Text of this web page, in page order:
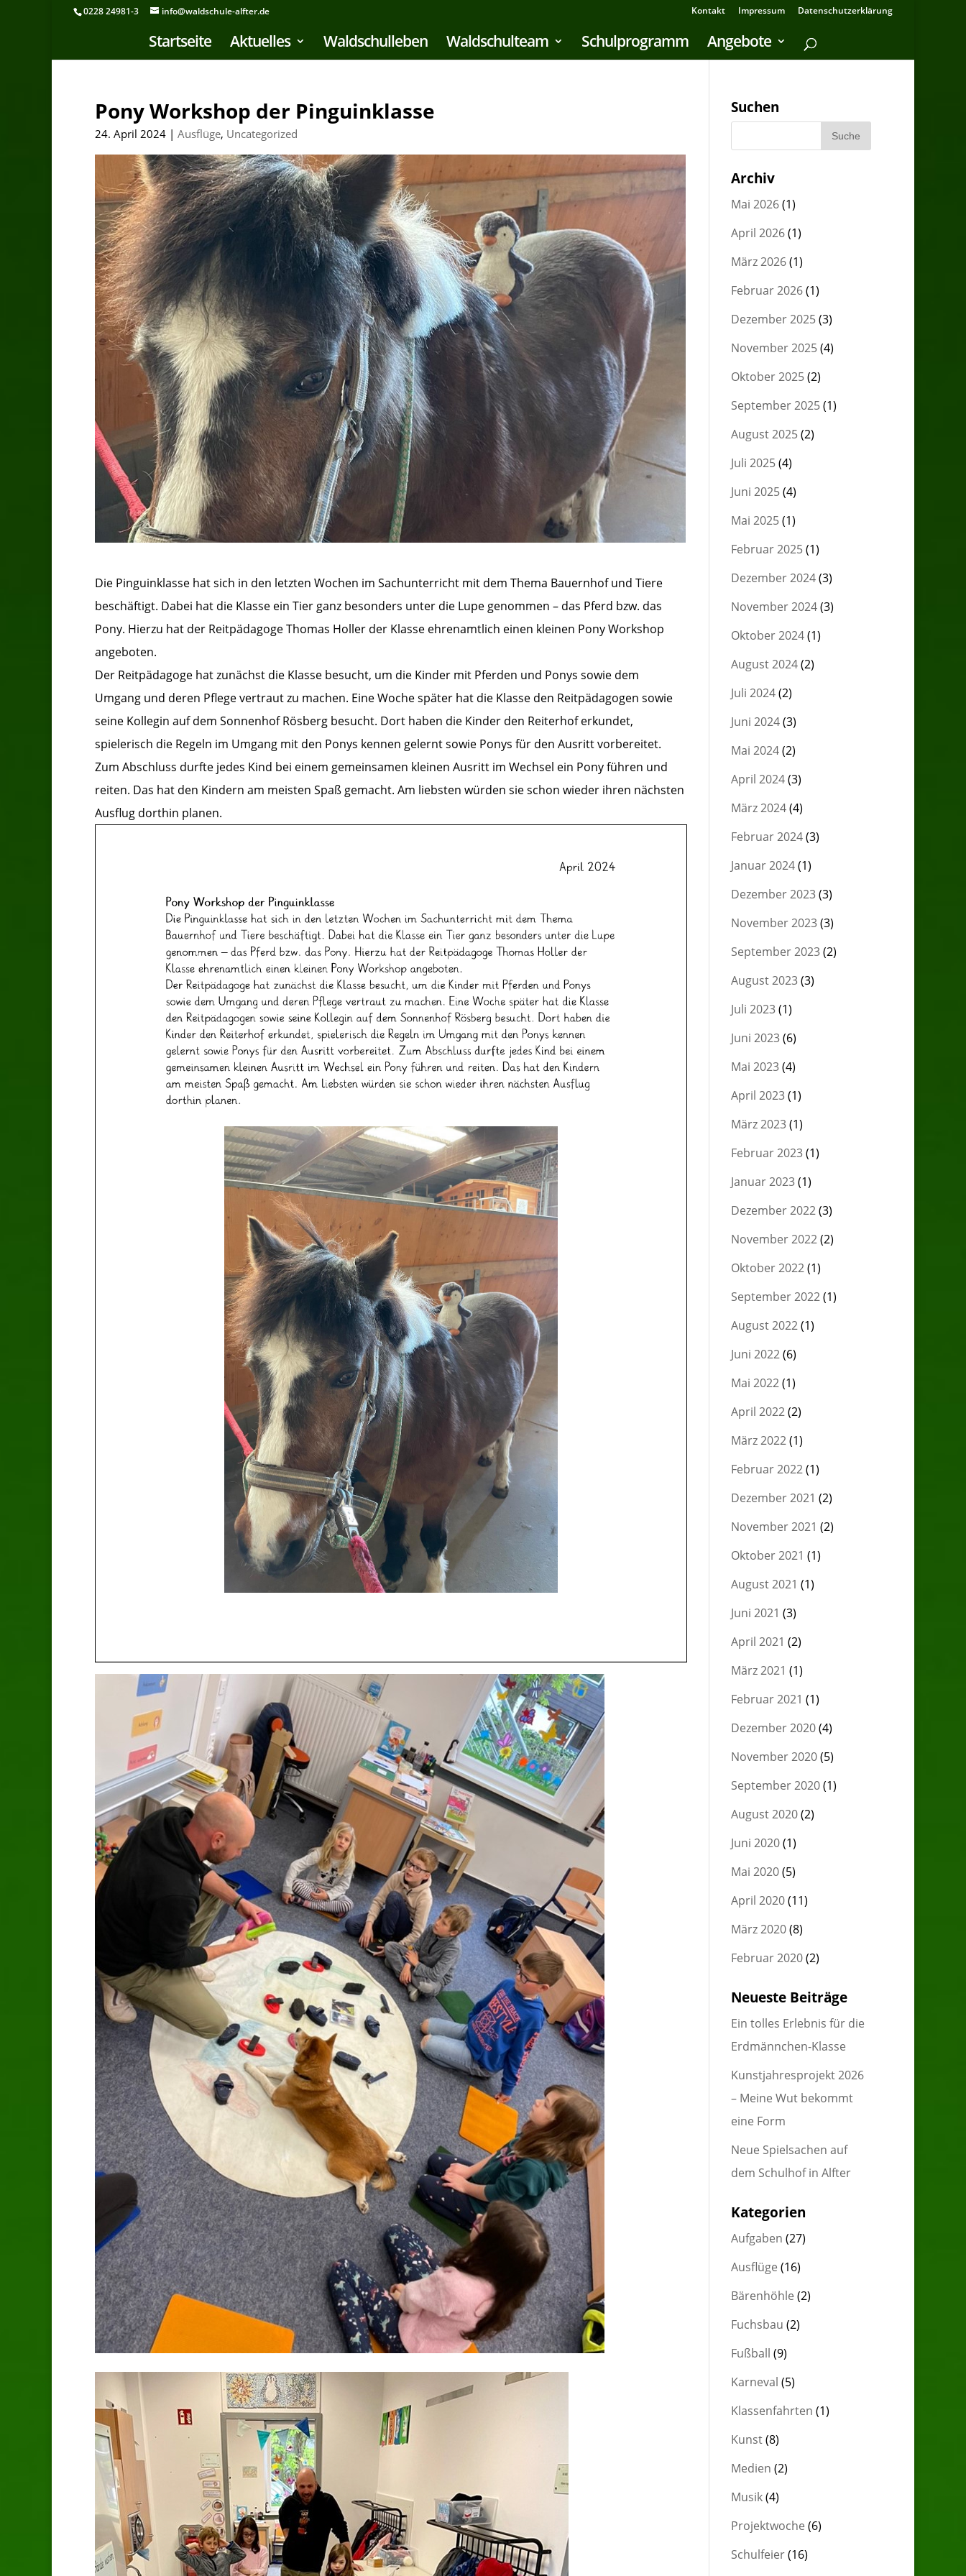
0228 24981-3 info@waldschule-alfter.de Kontakt Impressum Datenschutzerklärung
Startseite Aktuelles Waldschulleben Waldschulteam Schulprogramm Angebote
Pony Workshop der Pinguinklasse
24. April 2024 | Ausflüge, Uncategorized
Die Pinguinklasse hat sich in den letzten Wochen im Sachunterricht mit dem Thema Bauernhof und Tiere
beschäftigt. Dabei hat die Klasse ein Tier ganz besonders unter die Lupe genommen – das Pferd bzw. das
Pony. Hierzu hat der Reitpädagoge Thomas Holler der Klasse ehrenamtlich einen kleinen Pony Workshop
angeboten.
Der Reitpädagoge hat zunächst die Klasse besucht, um die Kinder mit Pferden und Ponys sowie dem
Umgang und deren Pflege vertraut zu machen. Eine Woche später hat die Klasse den Reitpädagogen sowie
seine Kollegin auf dem Sonnenhof Rösberg besucht. Dort haben die Kinder den Reiterhof erkundet,
spielerisch die Regeln im Umgang mit den Ponys kennen gelernt sowie Ponys für den Ausritt vorbereitet.
Zum Abschluss durfte jedes Kind bei einem gemeinsamen kleinen Ausritt im Wechsel ein Pony führen und
reiten. Das hat den Kindern am meisten Spaß gemacht. Am liebsten würden sie schon wieder ihren nächsten
Ausflug dorthin planen.
Suchen
Archiv
Mai 2026(1)
April 2026(1)
März 2026(1)
Februar 2026(1)
Dezember 2025(3)
November 2025(4)
Oktober 2025(2)
September 2025(1)
August 2025(2)
Juli 2025(4)
Juni 2025(4)
Mai 2025(1)
Februar 2025(1)
Dezember 2024(3)
November 2024(3)
Oktober 2024(1)
August 2024(2)
Juli 2024(2)
Juni 2024(3)
Mai 2024(2)
April 2024(3)
März 2024(4)
Februar 2024(3)
Januar 2024(1)
Dezember 2023(3)
November 2023(3)
September 2023(2)
August 2023(3)
Juli 2023(1)
Juni 2023(6)
Mai 2023(4)
April 2023(1)
März 2023(1)
Februar 2023(1)
Januar 2023(1)
Dezember 2022(3)
November 2022(2)
Oktober 2022(1)
September 2022(1)
August 2022(1)
Juni 2022(6)
Mai 2022(1)
April 2022(2)
März 2022(1)
Februar 2022(1)
Dezember 2021 (2)
November 2021 (2)
Oktober 2021 (1)
August 2021 (1)
Juni 2021 (3)
April 2021 (2)
März 2021 (1)
Februar 2021 (1)
Dezember 2020(4)
November 2020(5)
September 2020(1)
August 2020(2)
Juni 2020(1)
Mai 2020(5)
April 2020(11)
März 2020(8)
Februar 2020(2)
Neueste Beiträge
Ein tolles Erlebnis für die
Erdmännchen-Klasse
Kunstjahresprojekt 2026
– Meine Wut bekommt
eine Form
Neue Spielsachen auf
dem Schulhof in Alfter
Kategorien
Aufgaben (27)
Ausflüge (16)
Bärenhöhle (2)
Fuchsbau (2)
Fußball (9)
Karneval (5)
Klassenfahrten (1)
Kunst(8)
Medien (2)
Musik(4)
Projektwoche (6)
Schulfeier(16)